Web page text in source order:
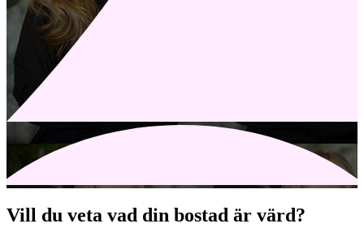
Vill du veta vad din bostad är värd?